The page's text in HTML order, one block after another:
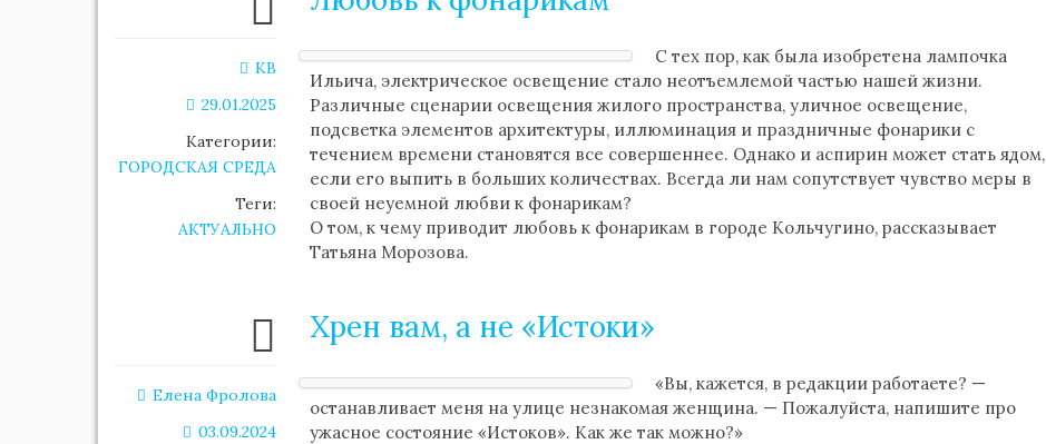
KB
29.01.2025
Категории:
ГОРОДСКАЯ СРЕДА
Теги:
АКТУАЛЬНО
С тех пор, как была изобретена лампочка
Ильича, электрическое освещение стало неотъемлемой частью нашей жизни.
Различные сценарии освещения жилого пространства, уличное освещение,
подсветка элементов архитектуры, иллюминация и праздничные фонарики с
течением времени становятся все совершеннее. Однако и аспирин может стать ядом,
если его выпить в больших количествах. Всегда ли нам сопутствует чувство меры в
своей неуемной любви к фонарикам?
О том, к чему приводит любовь к фонарикам в городе Кольчугино, рассказывает
Татьяна Морозова.
Елена Фролова
03.09.2024
Хрен вам, а не «Истоки»
«Вы, кажется, в редакции работаете? —
останавливает меня на улице незнакомая женщина. — Пожалуйста, напишите про
ужасное состояние «Истоков». Как же так можно?»